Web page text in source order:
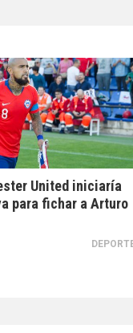
United iniciaría
para fichar a Arturo